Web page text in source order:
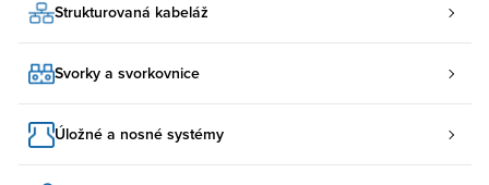
Strukturovaná kabeláž
Svorky a svorkovnice
Úložné a nosné systémy